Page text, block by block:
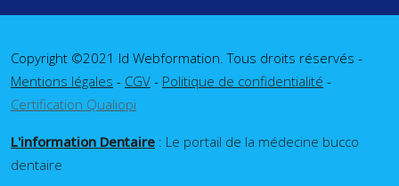
Copyright ©2021 Id Webformation. Tous droits réservés -
Mentions légales - CGV - Politique de confidentialité -
Certification Qualiopi
L'information Dentaire : Le portail de la médecine bucco
dentaire